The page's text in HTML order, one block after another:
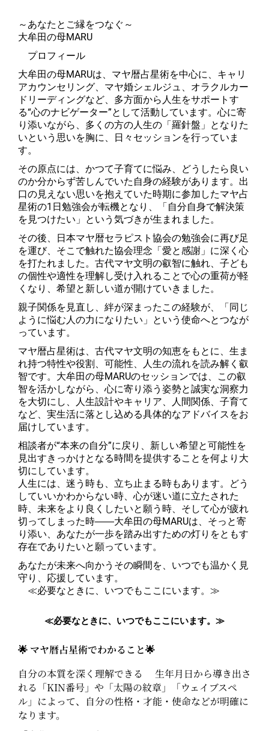
～あなたとご縁をつなぐ～
大牟田の母MARU
プロフィール
大牟田の母MARUは、マヤ暦占星術を中心に、キャリ
アカウンセリング、マヤ婚シェルジュ、オラクルカー
ドリーディングなど、多方面から人生をサポートす
る“心のナビゲーター”として活動しています。心に寄
り添いながら、多くの方の人生の「羅針盤」となりた
いという思いを胸に、日々セッションを行っていま
す。
その原点には、かつて子育てに悩み、どうしたら良い
のか分からず苦しんでいた自身の経験があります。出
口の見えない思いを抱えていた時期に参加したマヤ占
星術の1日勉強会が転機となり、「自分自身で解決策
を見つけたい」という気づきが生まれました。
その後、日本マヤ暦セラピスト協会の勉強会に再び足
を運び、そこで触れた協会理念「愛と感謝」に深く心
を打たれました。古代マヤ文明の叡智に触れ、子ども
の個性や適性を理解し受け入れることで心の重荷が軽
くなり、希望と新しい道が開けていきました。
親子関係を見直し、絆が深まったこの経験が、「同じ
ように悩む人の力になりたい」という使命へとつなが
っています。
マヤ暦占星術は、古代マヤ文明の知恵をもとに、生ま
れ持つ特性や役割、可能性、人生の流れを読み解く叡
智です。大牟田の母MARUのセッションでは、この叡
智を活かしながら、心に寄り添う姿勢と誠実な洞察力
を大切にし、人生設計やキャリア、人間関係、子育て
など、実生活に落とし込める具体的なアドバイスをお
届けしています。
相談者が“本来の自分”に戻り、新しい希望と可能性を
見出すきっかけとなる時間を提供することを何より大
切にしています。
人生には、迷う時も、立ち止まる時もあります。どう
していいかわからない時、心が迷い道に立たされた
時、未来をより良くしたいと願う時、そして心が疲れ
切ってしまった時――大牟田の母MARUは、そっと寄
り添い、あなたが一歩を踏み出すための灯りをともす
存在でありたいと願っています。
あなたが未来へ向かうその瞬間を、いつでも温かく見
守り、応援しています。
≪必要なときに、いつでもここにいます。≫
≪必要なときに、いつでもここにいます。≫
🌟 マヤ暦占星術でわかること🌟
自分の本質を深く理解できる 生年月日から導き出さ
れる「KIN番号」や「太陽の紋章」「ウェイブスペ
ル」によって、自分の性格・才能・使命などが明確に
なります。